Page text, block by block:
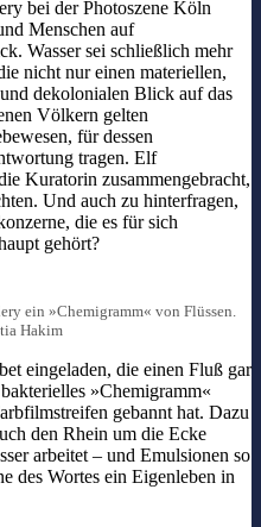
bei der Photoszene Köln
Menschen auf
Wasser sei schließlich mehr
nicht nur einen materiellen,
dekolonialen Blick auf das
Völkern gelten
für dessen
tragen. Elf
Kuratorin zusammengebracht,
Und auch zu hinterfragen,
die es für sich
gehört?
ein »Chemigramm« von Flüssen.
Hakim
eingeladen, die einen Fluß gar
»Chemigramm«
gebannt hat. Dazu
den Rhein um die Ecke
arbeitet – und Emulsionen so
des Wortes ein Eigenleben in